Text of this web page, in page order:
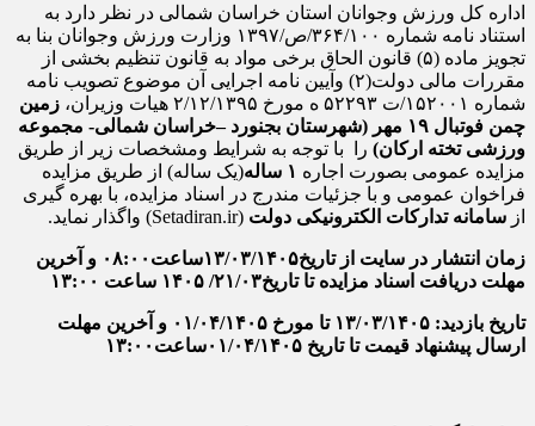
اداره کل ورزش وجوانان استان خراسان شمالی در نظر دارد به
استناد نامه شماره ۳۶۴/۱۰۰/ص/۱۳۹۷ وزارت ورزش وجوانان بنا به
تجویز ماده (۵) قانون الحاق برخی مواد به قانون تنظیم بخشی از
مقررات مالی دولت(۲) وآیین نامه اجرایی آن موضوع تصویب نامه
شماره ۱۵۲۰۰۱/ت ۵۲۲۹۳ ه مورخ ۲/۱۲/۱۳۹۵ هیات وزیران،
زمین
چمن فوتبال ۱۹ مهر (شهرستان بجنورد
–خراسان شمالی- مجموعه
ورزشی تخته ارکان) را با توجه به شرایط ومشخصات زیر از طریق
مزایده عمومی بصورت اجاره ۱ ساله
(یک ساله) از طریق مزایده
فراخوان عمومی و با جزئیات مندرج در اسناد مزایده، با بهره گیری
از سامانه تدارکات الکترونیکی دولت (Setadiran.ir) واگذار نماید.
زمان انتشار در سایت از تاریخ ۱۳
/۰۳/۱۴۰۵ساعت۰۸:۰۰ و آخرین
مهلت دریافت اسناد مزایده تا تاریخ ۲۱/۰۳/ ۱۴۰۵ ساعت ۱۳:۰۰
تاریخ بازدید: ۱۳/۰۳/۱۴۰۵ تا مورخ ۰۱/۰۴/۱۴۰۵ و آخرین مهلت
ارسال پیشنهاد قیمت تا تاریخ ۰۱/۰۴/۱۴۰۵ساعت۱۳:۰۰